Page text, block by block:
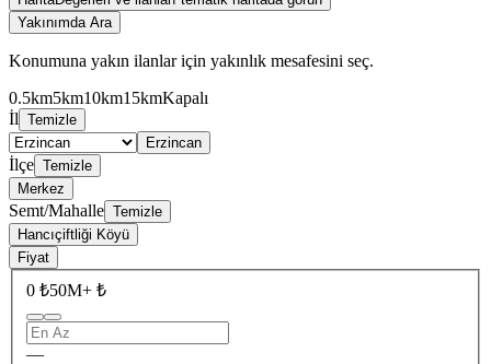
Yakınımda Ara
Konumuna yakın ilanlar için yakınlık mesafesini seç.
0.5km5km10km15kmKapalı
İl Temizle
Erzincan
İlçe Temizle
Merkez
Semt/Mahalle Temizle
Hancıçiftliği Köyü
Fiyat
0 ₺50M+ ₺
—